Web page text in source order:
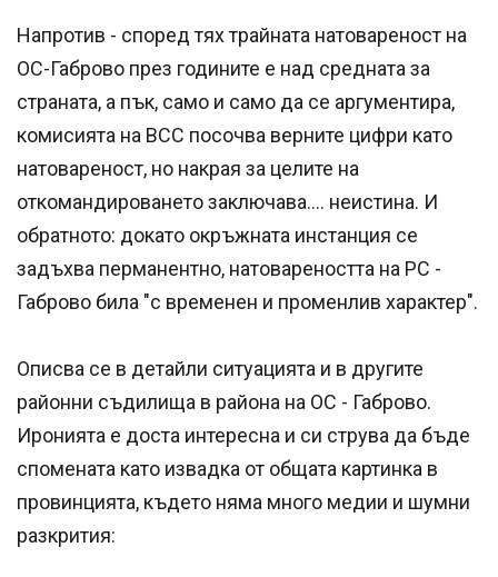
Напротив - според тях трайната натовареност на
ОС-Габрово през годините е над средната за
страната, а пък, само и само да се аргументира,
комисията на ВСС посочва верните цифри като
натовареност, но накрая за целите на
откомандироването заключава.... неистина. И
обратното: докато окръжната инстанция се
задъхва перманентно, натовареността на РС -
Габрово била "с временен и променлив характер".
Описва се в детайли ситуацията и в другите
районни съдилища в района на ОС - Габрово.
Иронията е доста интересна и си струва да бъде
спомената като извадка от общата картинка в
провинцията, където няма много медии и шумни
разкрития: